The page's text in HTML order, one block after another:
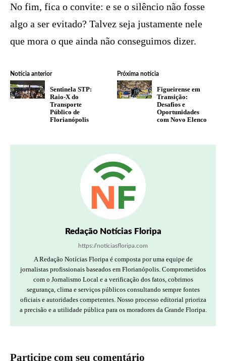
No fim, fica o convite: e se o silêncio não fosse
algo a ser evitado? Talvez seja justamente nele
que mora o que ainda não conseguimos dizer.
Notícia anterior
Sentinela STP:
Raio-X do
Transporte
Público de
Florianópolis
Próxima notícia
Figueirense em
Transição:
Desafios e
Oportunidades
com Novo Elenco
Redação Notícias Floripa
https://noticiasfloripa.com
A Redação Notícias Floripa é composta por uma equipe de
jornalistas profissionais baseados em Florianópolis. Comprometidos
com o Jornalismo Local e a verificação dos fatos, cobrimos
segurança, clima e serviços públicos consultando sempre fontes
oficiais e autoridades competentes. Nosso processo editorial prioriza
a precisão e a utilidade pública para os moradores da Grande Floripa.
Participe com seu comentário